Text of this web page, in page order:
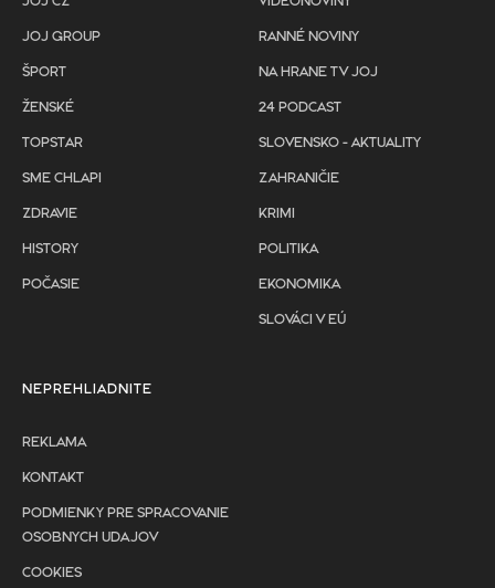
JOJ GROUP
ŠPORT
ŽENSKÉ
TOPSTAR
SME CHLAPI
ZDRAVIE
HISTORY
POČASIE
RANNÉ NOVINY
NA HRANE TV JOJ
24 PODCAST
SLOVENSKO - AKTUALITY
ZAHRANIČIE
KRIMI
POLITIKA
EKONOMIKA
SLOVÁCI V EÚ
NEPREHLIADNITE
REKLAMA
KONTAKT
PODMIENKY PRE SPRACOVANIE
OSOBNYCH UDAJOV
COOKIES